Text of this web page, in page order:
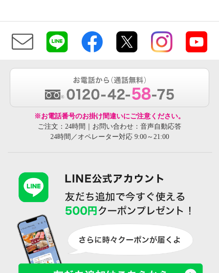
※お電話番号のお掛け間違いにご注意ください。
ご注文：24時間｜お問い合わせ：音声自動応答
24時間／オペレーター対応 9:00～21:00